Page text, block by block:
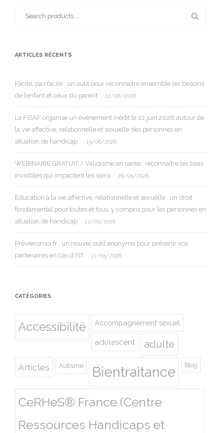
ARTICLES RÉCENTS
Facile, pas facile : un outil pour reconnaître ensemble les besoins
de l’enfant et ceux du parent
22/06/2026
La FISAF organise un événement inédit le 22 juin 2026 autour de
la vie affective, relationnelle et sexuelle des personnes en
situation de handicap.
15/06/2026
WEBINAIRE GRATUIT / Validisme en santé : reconnaître les biais
invisibles qui impactent les soins
26/05/2026
Éducation à la vie affective, relationnelle et sexuelle : un droit
fondamental pour toutes et tous, y compris pour les personnes en
situation de handicap
22/05/2026
Préviensmoi.fr : un nouvel outil anonyme pour prévenir vos
partenaires en cas d’IST
21/05/2026
CATÉGORIES
Accessibilité Accompagnement sexuel
adolescent adulte
Articles Autisme Bientraitance Blog
CeRHeS® France (Centre
Ressources Handicaps et